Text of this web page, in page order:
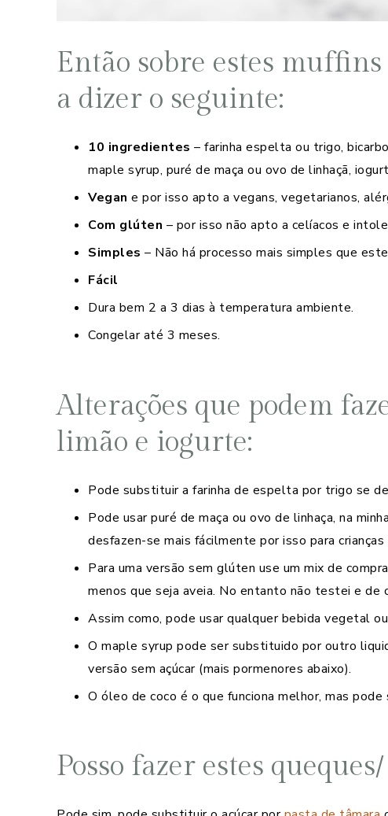
Então sobre estes
a dizer o seguinte:
10 ingredientes – farinha espelta ou trigo,
maple syrup, puré de maça ou ovo de linhaçã,
Vegan e por isso apto a vegans, vegetarianos,
Com glúten – por isso não apto a celíacos e
Simples – Não há processo mais simples que
Fácil
Dura bem 2 a 3 dias à temperatura ambiente.
Congelar até 3 meses.
Alterações que podem
limão e iogurte:
Pode substituir a farinha de espelta por trigo se
Pode usar puré de maça ou ovo de linhaça, na
desfazen-se mais fácilmente por isso para
Para uma versão sem glúten use um mix de
menos que seja aveia. No entanto não testei e de
Assim como, pode usar qualquer bebida vegetal
O maple syrup pode ser substituido por outro
versão sem açúcar (mais pormenores abaixo).
O óleo de coco é o que funciona melhor, mas
Posso fazer estes